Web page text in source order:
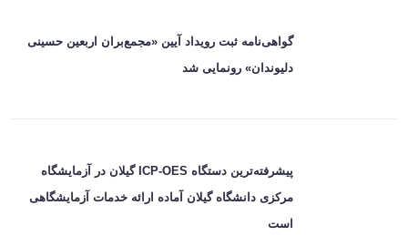
گواهی‌نامه ثبت رویداد آیین «مجمع‌بران اربعین حسینی
دلیوندان» رونمایی شد
پیشرفته‌ترین دستگاه ICP-OES گیلان در آزمایشگاه
مرکزی دانشگاه گیلان آماده ارائه خدمات آزمایشگاهی
است